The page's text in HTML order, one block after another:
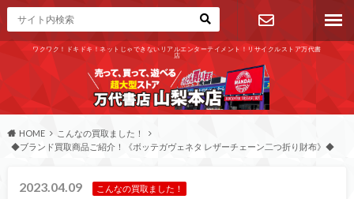
ワクワク！ドキドキ！ネットじゃできないリアルエンターテイメント！リサイクルストア万代書
店
お問い合わ
せ
HOME
こんなの買取ました！
◆ブランド買取商品ご紹介！《ボッテガヴェネタ レザーチェーン二つ折り財布》◆
2023.04.09 こんなの買取ました！